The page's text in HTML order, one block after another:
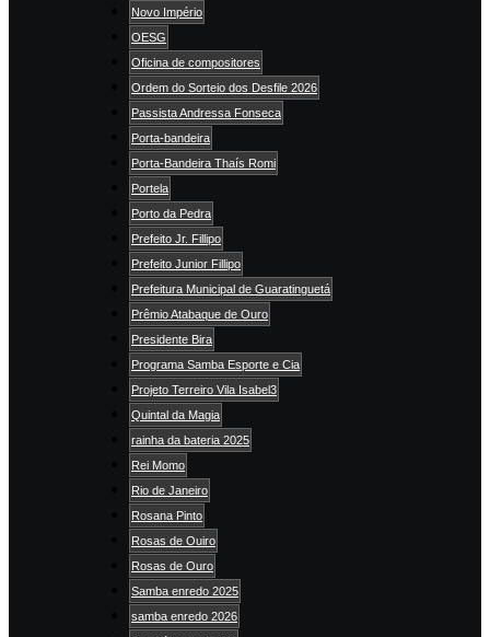
Novo Império
OESG
Oficina de compositores
Ordem do Sorteio dos Desfile 2026
Passista Andressa Fonseca
Porta-bandeira
Porta-Bandeira Thaís Romi
Portela
Porto da Pedra
Prefeito Jr. Fillipo
Prefeito Junior Fillipo
Prefeitura Municipal de Guaratinguetá
Prêmio Atabaque de Ouro
Presidente Bira
Programa Samba Esporte e Cia
Projeto Terreiro Vila Isabel3
Quintal da Magia
rainha da bateria 2025
Rei Momo
Rio de Janeiro
Rosana Pinto
Rosas de Ouiro
Rosas de Ouro
Samba enredo 2025
samba enredo 2026